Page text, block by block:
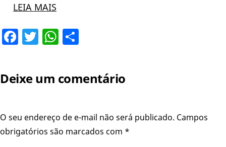
LEIA MAIS
Facebook
TwitterWhatsApp
Deixe um comentário
O seu endereço de e-mail não será publicado. Campos
obrigatórios são marcados com *